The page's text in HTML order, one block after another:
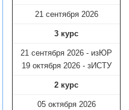
21 сентября 2026
3 курс
21 сентября 2026 - изЮР
19 октября 2026 - зИСТУ
2 курс
05 октября 2026